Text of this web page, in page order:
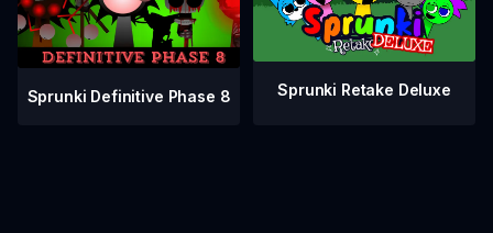
Sprunki Definitive Phase 8 Sprunki Retake Deluxe